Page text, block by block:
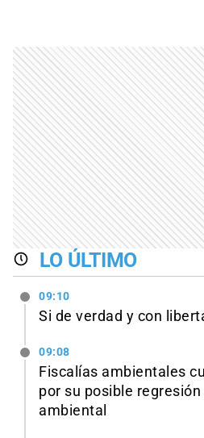
LO ÚLTIMO
09:10
Si de verdad y con
09:08
Fiscalías ambientales
por su posible
ambiental